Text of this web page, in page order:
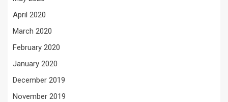
April 2020
March 2020
February 2020
January 2020
December 2019
November 2019